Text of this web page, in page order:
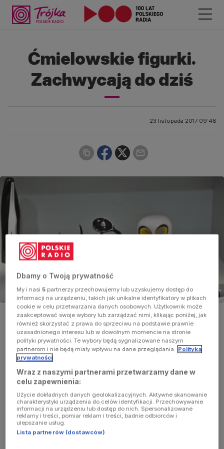
Ćmielowskie figurki.
Zachwycają do dziś
23 listopada 2017 09:48
Porcelanowe figurki zaprojektowane w Instytucie Wzornictwa
Przemysłowego w latach 1956-1965, a wyprodukowane
współcześnie przez Fabrykę Porcelany AS Ćmielów
Foto:PAP/Rafał Guz
Tytuł
Prowadzący
Stępień Agnieszka
Opis
Budzą pożądanie kolekcjonerów. W swoich
zbiorach mają je najważniejsze, światowe
muzea sztuki dekoracyjnej.
Figurki porcelanowe, zwane ćmielowskimi,
projektowane były na przełomie lat 50. i 60.
Dbamy o Twoją prywatność
My i nasi5 partnerzy przechowujemy lub uzyskujemy dostęp do
informacji na urządzeniu, takich jak unikalne identyfikatory w plikach
cookie w celu przetwarzania danych osobowych. Użytkownik może
zaakceptować swoje wybory lub zarządzać nimi, klikając poniżej, jak
również skorzystać z prawa do sprzeciwu na podstawie prawnie
uzasadnionego interesu lub w dowolnym momencie na stronie
polityki prywatności. Te wybory będą sygnalizowane naszym
partnerom i nie będą miały wpływu na dane przeglądania. Polityka
prywatności
Wraz z naszymi partnerami przetwarzamy dane w
celu zapewnienia:
Użycie dokładnych danych geolokalizacyjnych. Aktywne skanowanie
charakterystyki urządzenia do celów identyfikacji. Przechowywanie
informacji na urządzeniu lub dostęp do nich. Spersonalizowane
reklamy i treści, pomiar reklam i treści, badnie odbiorców i
ulepszanie usług.
Lista partnerów (dostawców)